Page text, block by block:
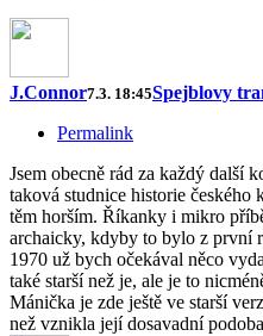
J.Connor7.3. 18:45Spejblovy
Permalink
Jsem obecně rád za každý další
taková studnice historie
těm horším. Říkanky i mikro
archaicky, kdyby to bylo z první
1970 už bych očekával něco
také starší než je, ale je to
Mánička je zde ještě ve starší
než vznikla její dosavadní